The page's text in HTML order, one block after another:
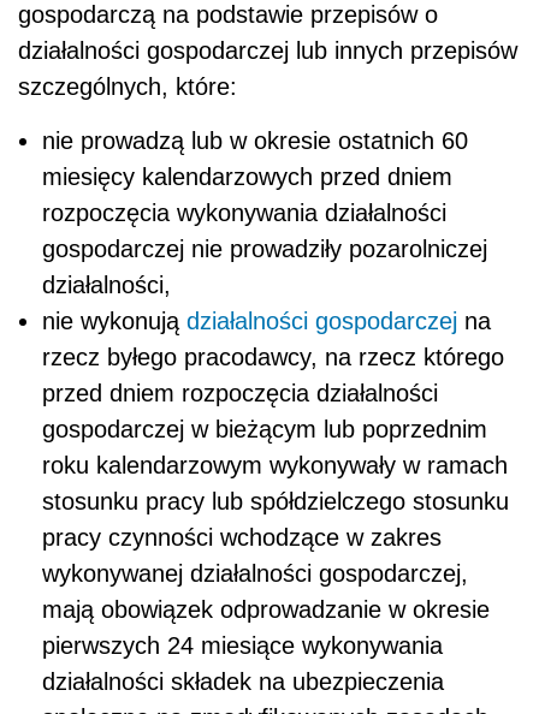
gospodarczą na podstawie przepisów o
działalności gospodarczej lub innych przepisów
szczególnych, które:
nie prowadzą lub w okresie ostatnich 60
miesięcy kalendarzowych przed dniem
rozpoczęcia wykonywania działalności
gospodarczej nie prowadziły pozarolniczej
działalności,
nie wykonują działalności gospodarczej na
rzecz byłego pracodawcy, na rzecz którego
przed dniem rozpoczęcia działalności
gospodarczej w bieżącym lub poprzednim
roku kalendarzowym wykonywały w ramach
stosunku pracy lub spółdzielczego stosunku
pracy czynności wchodzące w zakres
wykonywanej działalności gospodarczej,
mają obowiązek odprowadzanie w okresie
pierwszych 24 miesiące wykonywania
działalności składek na ubezpieczenia